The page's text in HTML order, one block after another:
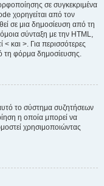
σε συγκεκριμένα
χορηγείται από τον
σε μια δημοσίευση από τη
σύνταξη με την HTML,
< και >. Για περισσότερες
τη φόρμα δημοσίευσης.
το σύστημα συζητήσεων
η οποία μπορεί να
χρησιμοποιώντας